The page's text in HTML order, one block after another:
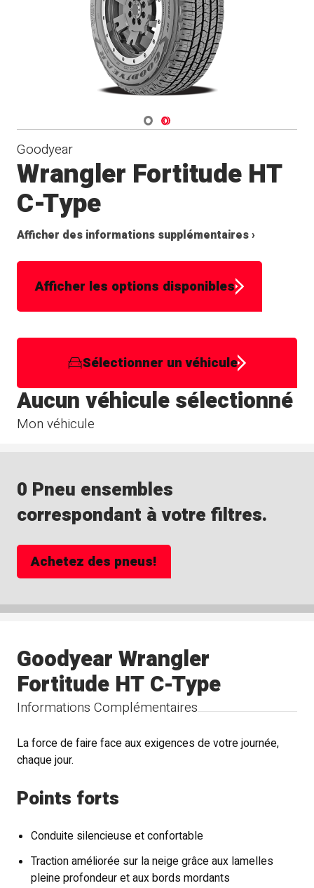
Navigate 1
Navigate 2
Goodyear
Wrangler Fortitude HT
C-Type
Afficher des informations supplémentaires ›
Afficher les options disponibles
Sélectionner un véhicule
Mon véhicule
Aucun véhicule sélectionné
0 Pneu ensembles
correspondant à votre filtres.
Achetez des pneus!
Informations Complémentaires
Goodyear Wrangler
Fortitude HT C-Type
La force de faire face aux exigences de votre journée,
chaque jour.
Points forts
Conduite silencieuse et confortable
Traction améliorée sur la neige grâce aux lamelles
pleine profondeur et aux bords mordants